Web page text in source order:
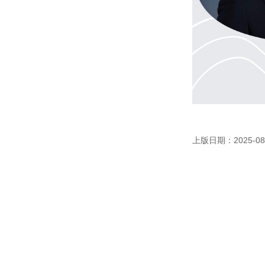
上版日期：2025-